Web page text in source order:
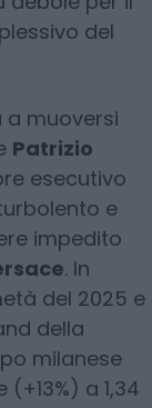
del
a muoversi
Patrizio
esecutivo
e
impedito
. In
del 2025 e
della
milanese
a 1,34